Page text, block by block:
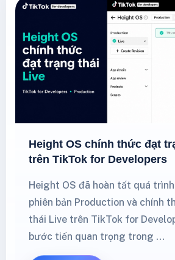
Height OS chính thức đạt
trên TikTok for Developers
Height OS đã hoàn tất quá
phiên bản Production và chính
thái Live trên TikTok for
bước tiến quan trọng trong …